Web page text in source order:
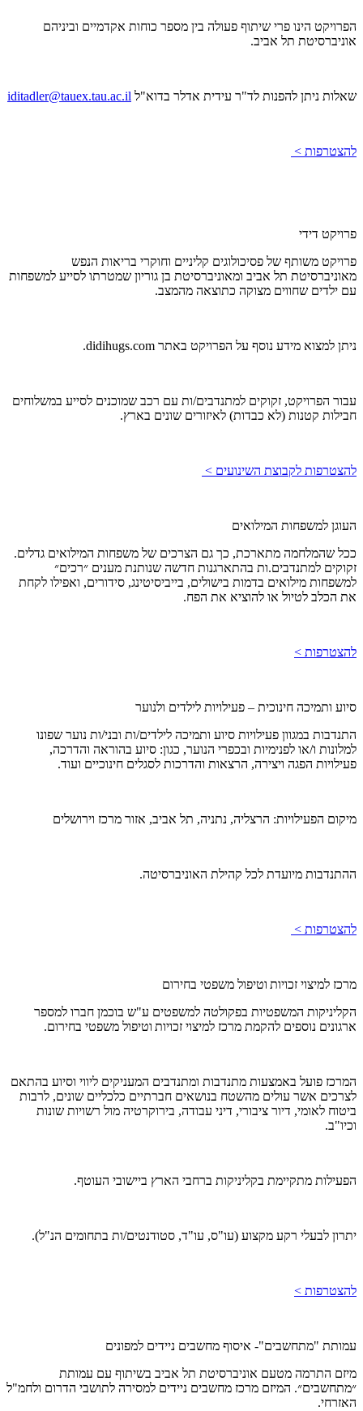
הפרויקט הינו פרי שיתוף פעולה בין מספר כוחות אקדמיים וביניהם
אוניברסיטת תל אביב.
שאלות ניתן להפנות לד"ר עידית אדלר בדוא"ל iditadler@tauex.tau.ac.il
להצטרפות >
פרויקט דידי
פרויקט משותף של פסיכולוגים קליניים וחוקרי בריאות הנפש
מאוניברסיטת תל אביב ומאוניברסיטת בן גוריון שמטרתו לסייע למשפחות
עם ילדים שחווים מצוקה כתוצאה מהמצב.
ניתן למצוא מידע נוסף על הפרויקט באתר didihugs.com.
עבור הפרויקט, זקוקים למתנדבים/ות עם רכב שמוכנים לסייע במשלוחים
חבילות קטנות (לא כבדות) לאיזורים שונים בארץ.
להצטרפות לקבוצת השינועים >
העוגן למשפחות המילואים
ככל שהמלחמה מתארכת, כך גם הצרכים של משפחות המילואים גדלים.
זקוקים למתנדבים.ות בהתארגנות חדשה שנותנת מענים ״רכים״
למשפחות מילואים בדמות בישולים, בייביסיטינג, סידורים, ואפילו לקחת
את הכלב לטיול או להוציא את הפח.
להצטרפות >
סיוע ותמיכה חינוכית – פעילויות לילדים ולנוער
התנדבות במגוון פעילויות סיוע ותמיכה לילדים/ות ובני/ות נוער שפונו
למלונות ו/או לפנימיות ובכפרי הנוער, כגון: סיוע בהוראה והדרכה,
פעילויות הפגה ויצירה, הרצאות והדרכות לסגלים חינוכיים ועוד.
מיקום הפעילויות: הרצליה, נתניה, תל אביב, אזור מרכז וירושלים
ההתנדבות מיועדת לכל קהילת האוניברסיטה.
להצטרפות >
מרכז למיצוי זכויות וטיפול משפטי בחירום
הקליניקות המשפטיות בפקולטה למשפטים ע"ש בוכמן חברו למספר
ארגונים נוספים להקמת מרכז למיצוי זכויות וטיפול משפטי בחירום.
המרכז פועל באמצעות מתנדבות ומתנדבים המעניקים ליווי וסיוע בהתאם
לצרכים אשר עולים מהשטח בנושאים חברתיים כלכליים שונים, לרבות
ביטוח לאומי, דיור ציבורי, דיני עבודה, בירוקרטיה מול רשויות שונות
וכיו"ב.
הפעילות מתקיימת בקליניקות ברחבי הארץ ביישובי העוטף.
יתרון לבעלי רקע מקצוע (עו"ס, עו"ד, סטודנטים/ות בתחומים הנ"ל).
להצטרפות >
עמותת "מתחשבים"- איסוף מחשבים ניידים למפונים
מיזם התרמה מטעם אוניברסיטת תל אביב בשיתוף עם עמותת
״מתחשבים״. המיזם מרכז מחשבים ניידים למסירה לתושבי הדרום ולחמ"ל
האזרחי.